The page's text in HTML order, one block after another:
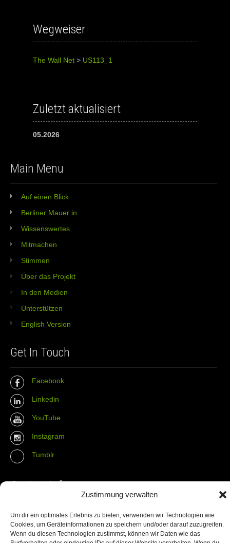
Zustimmung verwalten
Um dir ein optimales Erlebnis zu bieten, verwenden wir Technologien wie
Cookies, um Geräteinformationen zu speichern und/oder darauf zuzugreifen.
Wenn du diesen Technologien zustimmst, können wir Daten wie das
Wegweiser
The Wall Net > US113_1
Zuletzt aktualisiert
05.2026
Main Menu
Auf einen Blick
Berliner Mauer in…
Wissenswertes
Mitmachen
Stimmen
Über das Projekt
In den Medien
Unterstützen
English Version
Get In Touch
Facebook
Linkedin
YouTube
Instagram
Tumblr
Contact Info
The Wall Net
Email : info@the-wall-net.org